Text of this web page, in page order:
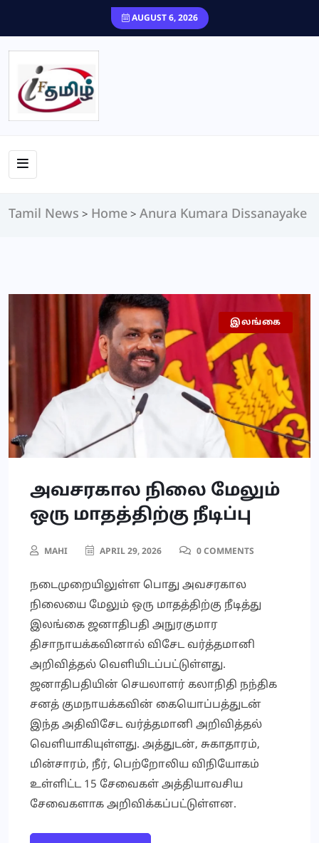
AUGUST 6, 2026
Tamil News > Home > Anura Kumara Dissanayake
இலங்கை
அவசரகால நிலை மேலும்
ஒரு மாதத்திற்கு நீடிப்பு
MAHI APRIL 29, 2026 0 COMMENTS
நடைமுறையிலுள்ள பொது அவசரகால
நிலையை மேலும் ஒரு மாதத்திற்கு நீடித்து
இலங்கை ஜனாதிபதி அநுரகுமார
திசாநாயக்கவினால் விசேட வர்த்தமானி
அறிவித்தல் வெளியிடப்பட்டுள்ளது.
ஜனாதிபதியின் செயலாளர் கலாநிதி நந்திக
சனத் குமநாயக்கவின் கையொப்பத்துடன்
இந்த அதிவிசேட வர்த்தமானி அறிவித்தல்
வெளியாகியுள்ளது. அத்துடன், சுகாதாரம்,
மின்சாரம், நீர், பெற்றோலிய விநியோகம்
உள்ளிட்ட 15 சேவைகள் அத்தியாவசிய
சேவைகளாக அறிவிக்கப்பட்டுள்ளன.